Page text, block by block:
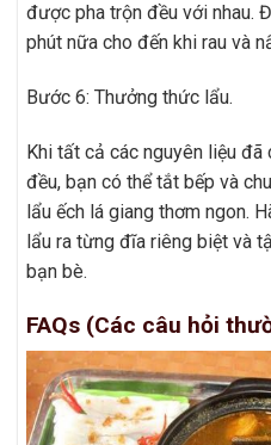
được pha trộn đều với nhau.
phút nữa cho đến khi rau và
Bước 6: Thưởng thức lẩu.
Khi tất cả các nguyên liệu
đều, bạn có thể tắt bếp và
lẩu ếch lá giang thơm ngon.
lẩu ra từng đĩa riêng biệt và
bạn bè.
FAQs (Các câu hỏi